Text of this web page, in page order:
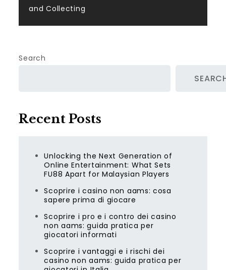
and Collecting
Search
Recent Posts
Unlocking the Next Generation of
Online Entertainment: What Sets
FU88 Apart for Malaysian Players
Scoprire i casino non aams: cosa
sapere prima di giocare
Scoprire i pro e i contro dei casino
non aams: guida pratica per
giocatori informati
Scoprire i vantaggi e i rischi dei
casino non aams: guida pratica per